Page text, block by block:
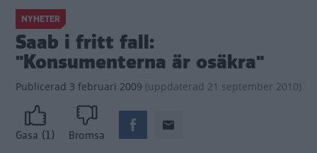
NYHETER
Saab i fritt fall:
"Konsumenterna är osäkra"
Publicerad 3 februari 2009 (uppdaterad 21 september 2010)
Gasa (1) Bromsa